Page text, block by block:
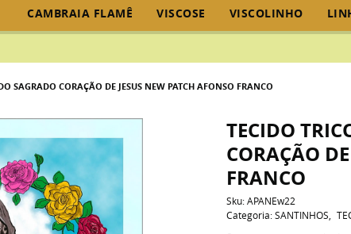
CAMBRAIA FLAMÊ VISCOSE VISCOLINHO
SAGRADO CORAÇÃO DE JESUS NEW PATCH AFONSO FRANCO
TECIDO
CORAÇÃO
FRANCO
Sku:APANEw22
Categoria: SANTINHOS